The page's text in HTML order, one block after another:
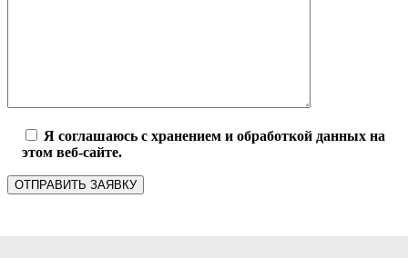
Я соглашаюсь с хранением и обработкой данных на
этом веб-сайте.